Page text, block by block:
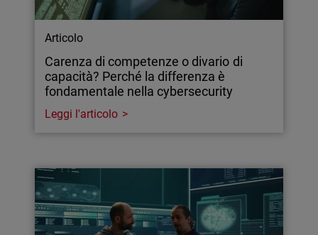
Articolo
Carenza di competenze o divario di
capacità? Perché la differenza è
fondamentale nella cybersecurity
Leggi l'articolo